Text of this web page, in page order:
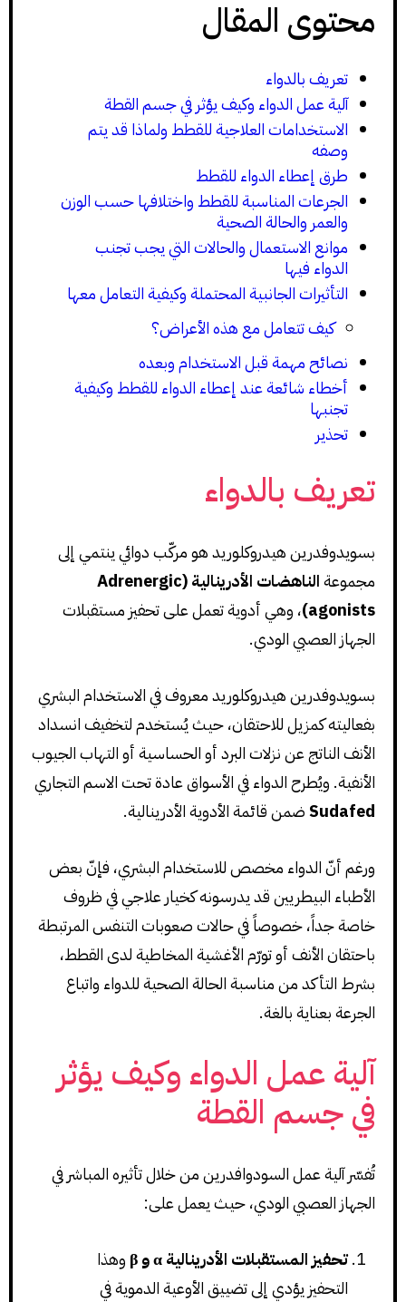
محتوى المقال
تعريف بالدواء
آلية عمل الدواء وكيف يؤثر في جسم القطة
الاستخدامات العلاجية للقطط ولماذا قد يتم
وصفه
طرق إعطاء الدواء للقطط
الجرعات المناسبة للقطط واختلافها حسب الوزن
والعمر والحالة الصحية
موانع الاستعمال والحالات التي يجب تجنب
الدواء فيها
التأثيرات الجانبية المحتملة وكيفية التعامل معها
كيف تتعامل مع هذه الأعراض؟
نصائح مهمة قبل الاستخدام وبعده
أخطاء شائعة عند إعطاء الدواء للقطط وكيفية
تجنبها
تحذير
تعريف بالدواء
بسويدوفدرين هيدروكلوريد هو مركّب دوائي ينتمي إلى
مجموعة
الناهضات الأدرينالية (Adrenergic
agonists) ، وهي أدوية تعمل على تحفيز مستقبلات
الجهاز العصبي الودي.
بسويدوفدرين هيدروكلوريد معروف في الاستخدام البشري
بفعاليته كمزيل للاحتقان، حيث يُستخدم لتخفيف انسداد
الأنف الناتج عن نزلات البرد أو الحساسية أو التهاب الجيوب
الأنفية. ويُطرح الدواء في الأسواق عادة تحت الاسم التجاري
Sudafedضمن قائمة الأدوية الأدرينالية.
ورغم أنّ الدواء مخصص للاستخدام البشري، فإنّ بعض
الأطباء البيطريين قد يدرسونه كخيار علاجي في ظروف
خاصة جداً، خصوصاً في حالات صعوبات التنفس المرتبطة
باحتقان الأنف أو تورّم الأغشية المخاطية لدى القطط،
بشرط التأكد من مناسبة الحالة الصحية للدواء واتباع
الجرعة بعناية بالغة.
آلية عمل الدواء وكيف يؤثر
في جسم القطة
تُفسّر آلية عمل السودوافدرين من خلال تأثيره المباشر في
الجهاز العصبي الودي، حيث يعمل على:
تحفيز المستقبلات الأدرينالية α و β
وهذا
التحفيز يؤدي إلى تضييق الأوعية الدموية في